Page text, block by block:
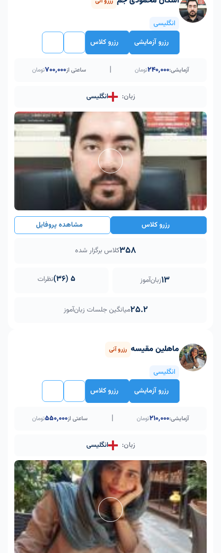
انگلیسی
رزرو آزمایشی
رزرو کلاس
آزمایشی:240,000تومان | ساعتی از۷۰۰٬۰۰۰تومان
زبان: انگلیسی
رزرو کلاس مشاهده پروفایل
358کلاس برگزار شده
13زبان‌آموز 5 (36) نظرات
25.2میانگین جلسات زبان‌آموز
ماهلین مقیسه رزرو آنی
انگلیسی
رزرو آزمایشی
رزرو کلاس
آزمایشی:210,000تومان | ساعتی از۵۵۰٬۰۰۰تومان
زبان: انگلیسی